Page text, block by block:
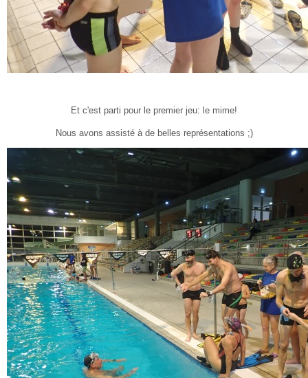
Et c'est parti pour le premier jeu: le mime!
Nous avons assisté à de belles représentations ;)